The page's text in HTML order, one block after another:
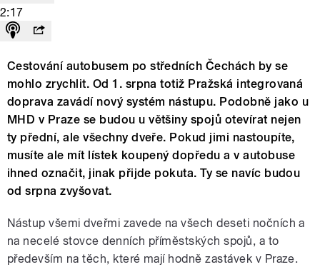
2:17
Cestování autobusem po středních Čechách by se
mohlo zrychlit. Od 1. srpna totiž Pražská integrovaná
doprava zavádí nový systém nástupu. Podobně jako u
MHD v Praze se budou u většiny spojů otevírat nejen
ty přední, ale všechny dveře. Pokud jimi nastoupíte,
musíte ale mít lístek koupený dopředu a v autobuse
ihned označit, jinak přijde pokuta. Ty se navíc budou
od srpna zvyšovat.
Nástup všemi dveřmi zavede na všech deseti nočních a
na necelé stovce denních příměstských spojů, a to
především na těch, které mají hodně zastávek v Praze.